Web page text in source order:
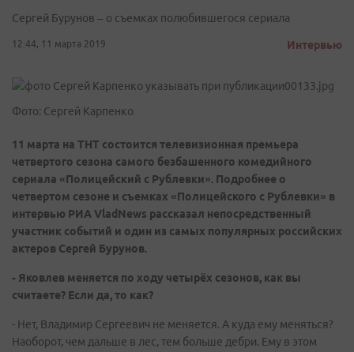
Сергей Бурунов – о съемках полюбившегося сериала
12:44, 11 марта 2019 Интервью
Фото: Сергей Карпенко
11 марта на ТНТ состоится телевизионная премьера
четвертого сезона самого безбашенного комедийного
сериала «Полицейский с Рублевки». Подробнее о
четвертом сезоне и съемках «Полицейского с Рублевки» в
интервью РИА VladNews рассказал непосредственный
участник событий и один из самых популярных российских
актеров Сергей Бурунов.
- Яковлев меняется по ходу четырёх сезонов, как вы
считаете? Если да, то как?
- Нет, Владимир Сергеевич не меняется. А куда ему меняться?
Наоборот, чем дальше в лес, тем больше дебри. Ему в этом